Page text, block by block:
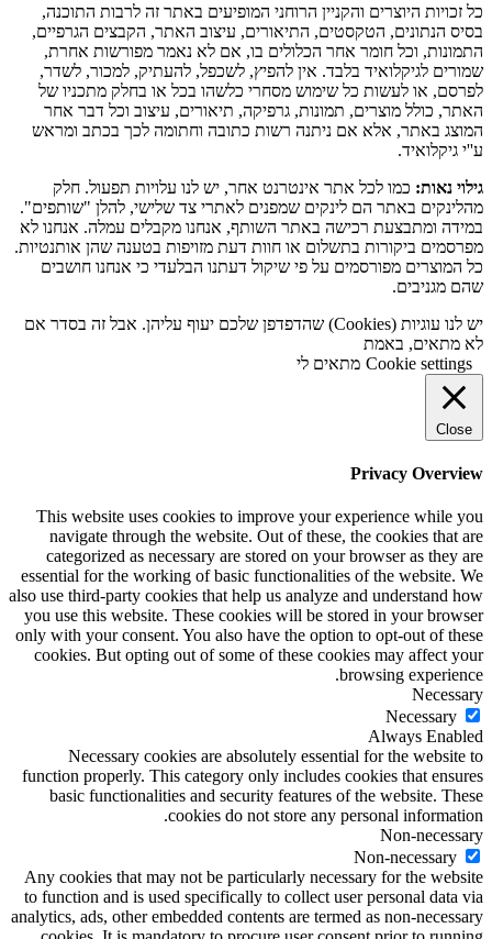
כל זכויות היוצרים והקניין הרוחני המופיעים באתר זה לרבות התוכנה,
בסיס הנתונים, הטקסטים, התיאורים, עיצוב האתר, הקבצים הגרפיים,
התמונות, וכל חומר אחר הכלולים בו, אם לא נאמר מפורשות אחרת,
שמורים לגיקלואיד בלבד. אין להפיץ, לשכפל, להעתיק, למכור, לשדר,
לפרסם, או לעשות כל שימוש מסחרי כלשהו בכל או בחלק מתכניו של
האתר, כולל מוצרים, תמונות, גרפיקה, תיאורים, עיצוב וכל דבר אחר
המוצג באתר, אלא אם ניתנה רשות כתובה וחתומה לכך בכתב ומראש
ע''י גיקלואיד.
גילוי נאות: כמו לכל אתר אינטרנט אחר, יש לנו עלויות תפעול. חלק
מהלינקים באתר הם לינקים שמפנים לאתרי צד שלישי, להלן "שותפים".
במידה ומתבצעת רכישה באתר השותף, אנחנו מקבלים עמלה. אנחנו לא
מפרסמים ביקורות בתשלום או חוות דעת מזויפות בטענה שהן אותנטיות.
כל המוצרים מפורסמים על פי שיקול דעתנו הבלעדי כי אנחנו חושבים
שהם מגניבים.
יש לנו עוגיות (Cookies) שהדפדפן שלכם יעוף עליהן. אבל זה בסדר אם
לא מתאים, באמת
Cookie settings מתאים לי
Close
Privacy Overview
This website uses cookies to improve your experience while you
navigate through the website. Out of these, the cookies that are
categorized as necessary are stored on your browser as they are
essential for the working of basic functionalities of the website. We
also use third-party cookies that help us analyze and understand how
you use this website. These cookies will be stored in your browser
only with your consent. You also have the option to opt-out of these
cookies. But opting out of some of these cookies may affect your
browsing experience.
Necessary
Necessary
Always Enabled
Necessary cookies are absolutely essential for the website to
function properly. This category only includes cookies that ensures
basic functionalities and security features of the website. These
cookies do not store any personal information.
Non-necessary
Non-necessary
Any cookies that may not be particularly necessary for the website
to function and is used specifically to collect user personal data via
analytics, ads, other embedded contents are termed as non-necessary